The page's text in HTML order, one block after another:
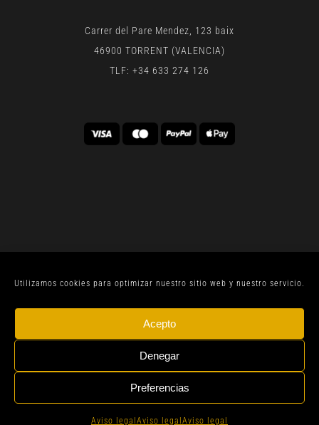
Utilizamos cookies para optimizar nuestro sitio web y nuestro servicio.
Acepto
Denegar
Preferencias
Aviso legal Aviso legal Aviso legal
Carrer del Pare Mendez, 123 baix
46900 TORRENT (VALENCIA)
TLF: +34 633 274 126
LOS DERECHOS RESERVADOS | BY
InstagramWhatsapp